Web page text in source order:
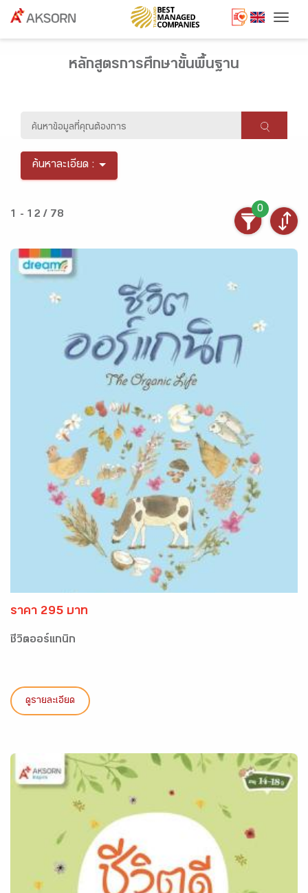
หลักสูตรการศึกษาขั้นพื้นฐาน
ค้นหาละเอียด :
1 - 12 / 78
0
ราคา 295 บาท
ชีวิตออร์แกนิก
ดูรายละเอียด